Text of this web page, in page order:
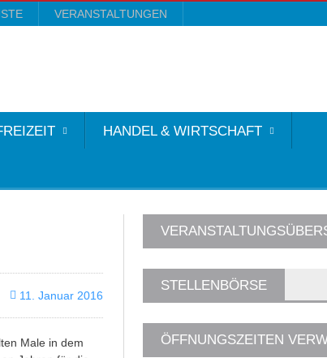
VERANSTALTUNGEN
HANDEL & WIRTSCHAFT
11. Januar 2016
Male in dem
STELLENBÖRSE
ÖFFNUNGSZEITEN